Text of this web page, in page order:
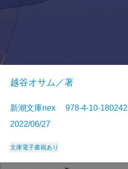
越谷オサム／著
新潮文庫nex 978-4-10-
2022/06/27
文庫電子書籍あり